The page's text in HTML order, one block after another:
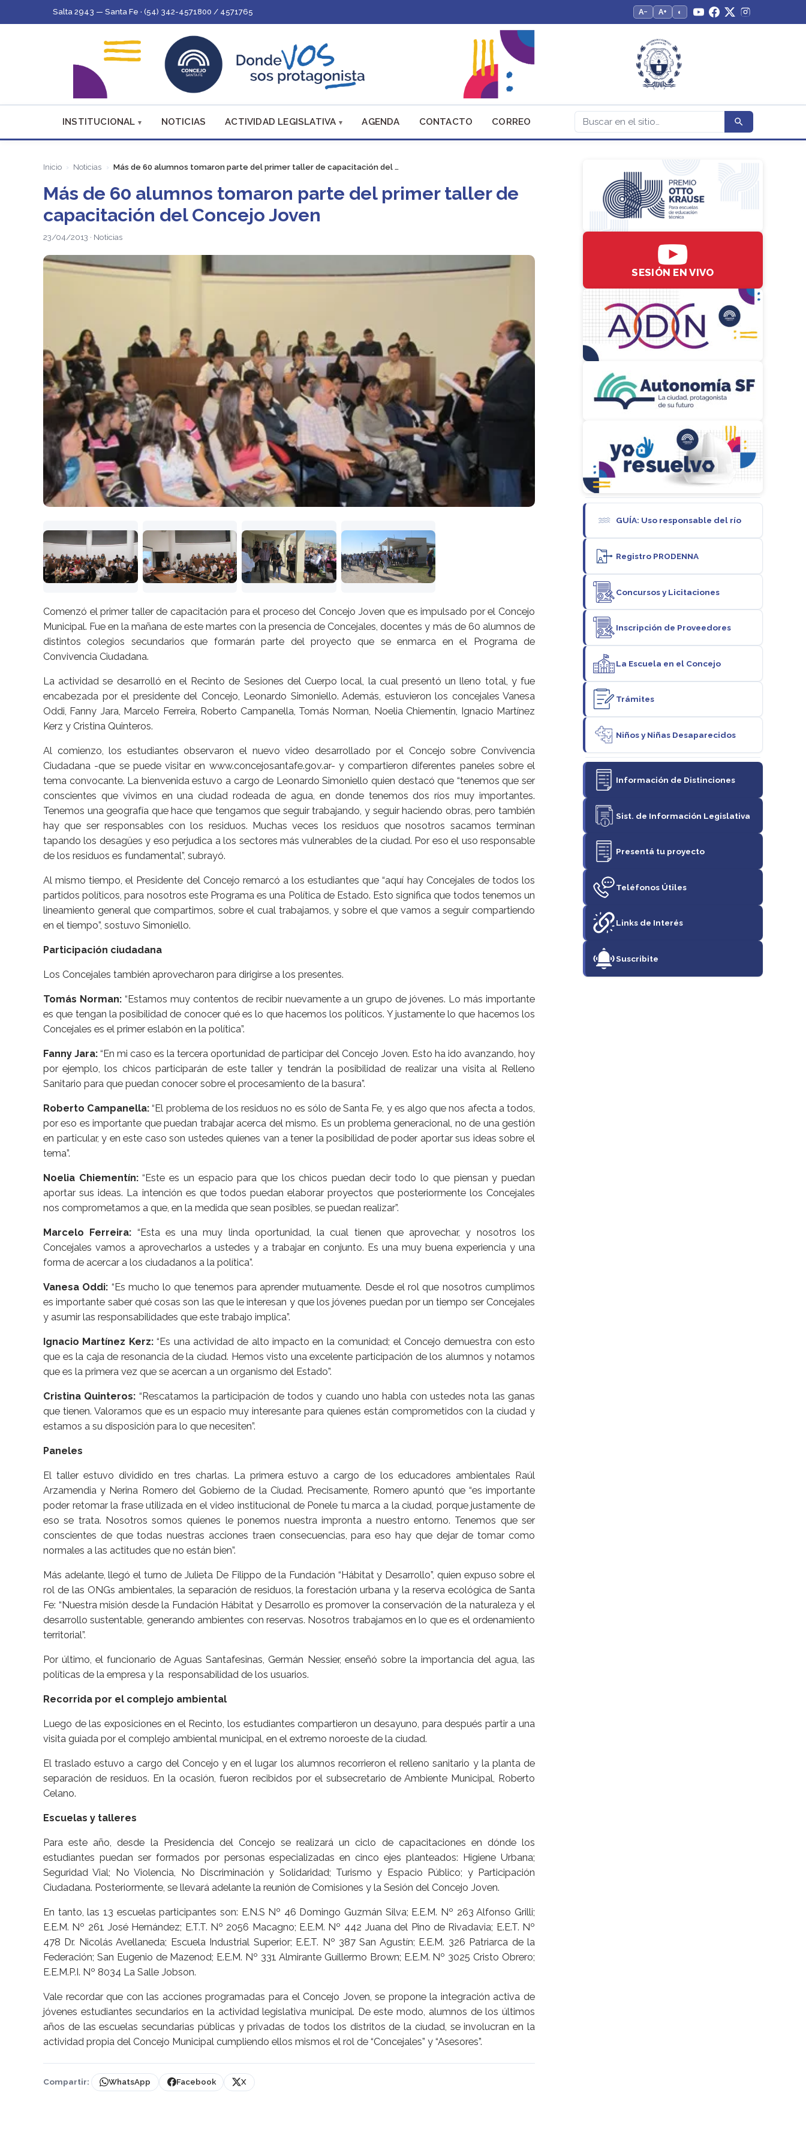
Salta 2943 — Santa Fe · (54) 342-4571800 / 4571765 A− A+ ◐
INSTITUCIONAL NOTICIAS ACTIVIDAD LEGISLATIVA AGENDA CONTACTO CORREO
Inicio Noticias Más de 60 alumnos tomaron parte del primer taller de capacitación del …
Más de 60 alumnos tomaron parte del primer taller de
capacitación del Concejo Joven
23/04/2013 · Noticias
Comenzó el primer taller de capacitación para el proceso del Concejo Joven que es impulsado por el Concejo
Municipal. Fue en la mañana de este martes con la presencia de Concejales, docentes y más de 60 alumnos de
distintos colegios secundarios que formarán parte del proyecto que se enmarca en el Programa de
Convivencia Ciudadana.
La actividad se desarrolló en el Recinto de Sesiones del Cuerpo local, la cual presentó un lleno total, y fue
encabezada por el presidente del Concejo, Leonardo Simoniello. Además, estuvieron los concejales Vanesa
Oddi, Fanny Jara, Marcelo Ferreira, Roberto Campanella, Tomás Norman, Noelia Chiementín, Ignacio Martínez
Kerz y Cristina Quinteros.
Al comienzo, los estudiantes observaron el nuevo video desarrollado por el Concejo sobre Convivencia
Ciudadana -que se puede visitar en www.concejosantafe.gov.ar- y compartieron diferentes paneles sobre el
tema convocante. La bienvenida estuvo a cargo de Leonardo Simoniello quien destacó que “tenemos que ser
conscientes que vivimos en una ciudad rodeada de agua, en donde tenemos dos ríos muy importantes.
Tenemos una geografía que hace que tengamos que seguir trabajando, y seguir haciendo obras, pero también
hay que ser responsables con los residuos. Muchas veces los residuos que nosotros sacamos terminan
tapando los desagües y eso perjudica a los sectores más vulnerables de la ciudad. Por eso el uso responsable
de los residuos es fundamental”, subrayó.
Al mismo tiempo, el Presidente del Concejo remarcó a los estudiantes que “aquí hay Concejales de todos los
partidos políticos, para nosotros este Programa es una Política de Estado. Esto significa que todos tenemos un
lineamiento general que compartimos, sobre el cual trabajamos, y sobre el que vamos a seguir compartiendo
en el tiempo”, sostuvo Simoniello.
Participación ciudadana
Los Concejales también aprovecharon para dirigirse a los presentes.
Tomás Norman:“Estamos muy contentos de recibir nuevamente a un grupo de jóvenes. Lo más importante
es que tengan la posibilidad de conocer qué es lo que hacemos los políticos. Y justamente lo que hacemos los
Concejales es el primer eslabón en la política”.
Fanny Jara: “En mi caso es la tercera oportunidad de participar del Concejo Joven. Esto ha ido avanzando, hoy
por ejemplo, los chicos participarán de este taller y tendrán la posibilidad de realizar una visita al Relleno
Sanitario para que puedan conocer sobre el procesamiento de la basura”.
Roberto Campanella:“El problema de los residuos no es sólo de Santa Fe, y es algo que nos afecta a todos,
por eso es importante que puedan trabajar acerca del mismo. Es un problema generacional, no de una gestión
en particular, y en este caso son ustedes quienes van a tener la posibilidad de poder aportar sus ideas sobre el
tema”.
Noelia Chiementín:“Este es un espacio para que los chicos puedan decir todo lo que piensan y puedan
aportar sus ideas. La intención es que todos puedan elaborar proyectos que posteriormente los Concejales
nos comprometamos a que, en la medida que sean posibles, se puedan realizar”.
Marcelo Ferreira: “Esta es una muy linda oportunidad, la cual tienen que aprovechar, y nosotros los
Concejales vamos a aprovecharlos a ustedes y a trabajar en conjunto. Es una muy buena experiencia y una
forma de acercar a los ciudadanos a la política”.
Vanesa Oddi: “Es mucho lo que tenemos para aprender mutuamente. Desde el rol que nosotros cumplimos
es importante saber qué cosas son las que le interesan y que los jóvenes puedan por un tiempo ser Concejales
y asumir las responsabilidades que este trabajo implica”.
Ignacio Martínez Kerz:“Es una actividad de alto impacto en la comunidad; el Concejo demuestra con esto
que es la caja de resonancia de la ciudad. Hemos visto una excelente participación de los alumnos y notamos
que es la primera vez que se acercan a un organismo del Estado”.
Cristina Quinteros: “Rescatamos la participación de todos y cuando uno habla con ustedes nota las ganas
que tienen. Valoramos que es un espacio muy interesante para quienes están comprometidos con la ciudad y
estamos a su disposición para lo que necesiten”.
Paneles
El taller estuvo dividido en tres charlas. La primera estuvo a cargo de los educadores ambientales Raúl
Arzamendia y Nerina Romero del Gobierno de la Ciudad. Precisamente, Romero apuntó que “es importante
poder retomar la frase utilizada en el video institucional de Ponele tu marca a la ciudad, porque justamente de
eso se trata. Nosotros somos quienes le ponemos nuestra impronta a nuestro entorno. Tenemos que ser
conscientes de que todas nuestras acciones traen consecuencias, para eso hay que dejar de tomar como
normales a las actitudes que no están bien”.
Más adelante, llegó el turno de Julieta De Filippo de la Fundación “Hábitat y Desarrollo”, quien expuso sobre el
rol de las ONGs ambientales, la separación de residuos, la forestación urbana y la reserva ecológica de Santa
Fe: “Nuestra misión desde la Fundación Hábitat y Desarrollo es promover la conservación de la naturaleza y el
desarrollo sustentable, generando ambientes con reservas. Nosotros trabajamos en lo que es el ordenamiento
territorial”.
Por último, el funcionario de Aguas Santafesinas, Germán Nessier, enseñó sobre la importancia del agua, las
políticas de la empresa y la responsabilidad de los usuarios.
Recorrida por el complejo ambiental
Luego de las exposiciones en el Recinto, los estudiantes compartieron un desayuno, para después partir a una
visita guiada por el complejo ambiental municipal, en el extremo noroeste de la ciudad.
El traslado estuvo a cargo del Concejo y en el lugar los alumnos recorrieron el relleno sanitario y la planta de
separación de residuos. En la ocasión, fueron recibidos por el subsecretario de Ambiente Municipal, Roberto
Celano.
Escuelas y talleres
Para este año, desde la Presidencia del Concejo se realizará un ciclo de capacitaciones en dónde los
estudiantes puedan ser formados por personas especializadas en cinco ejes planteados: Higiene Urbana;
Seguridad Vial; No Violencia, No Discriminación y Solidaridad; Turismo y Espacio Público; y Participación
Ciudadana. Posteriormente, se llevará adelante la reunión de Comisiones y la Sesión del Concejo Joven.
En tanto, las 13 escuelas participantes son: E.N.S Nº 46 Domingo Guzmán Silva; E.E.M. Nº 263 Alfonso Grilli;
E.E.M. Nº 261 José Hernández; E.T.T. Nº 2056 Macagno; E.E.M. Nº 442 Juana del Pino de Rivadavia; E.E.T. Nº
478 Dr. Nicolás Avellaneda; Escuela Industrial Superior; E.E.T. Nº 387 San Agustín; E.E.M. 326 Patriarca de la
Federación; San Eugenio de Mazenod; E.E.M. Nº 331 Almirante Guillermo Brown; E.E.M. Nº 3025 Cristo Obrero;
E.E.M.P.I. Nº 8034 La Salle Jobson.
Vale recordar que con las acciones programadas para el Concejo Joven, se propone la integración activa de
jóvenes estudiantes secundarios en la actividad legislativa municipal. De este modo, alumnos de los últimos
años de las escuelas secundarias públicas y privadas de todos los distritos de la ciudad, se involucran en la
actividad propia del Concejo Municipal cumpliendo ellos mismos el rol de “Concejales” y “Asesores”.
Compartir: WhatsApp Facebook X
SESIÓN EN VIVO
GUÍA: Uso responsable del río
Registro PRODENNA
Concursos y Licitaciones
Inscripción de Proveedores
La Escuela en el Concejo
Trámites
Niños y Niñas Desaparecidos
Información de Distinciones
Sist. de Información Legislativa
Presentá tu proyecto
Teléfonos Útiles
Links de Interés
Suscribite